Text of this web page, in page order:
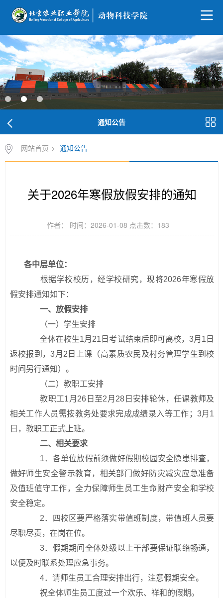
通知公告
网站首页 > 通知公告
关于2026年寒假放假安排的通知
作者： 时间：2026-01-08 点击数： 183
各中层单位：
根据学校校历，经学校研究，现将2026年寒假放
假安排通知如下：
一、放假安排
（一）学生安排
全体在校生1月21日考试结束后即可离校，3月1日
返校报到，3月2日上课（高素质农民及村务管理学生到校
时间另行通知）。
（二）教职工安排
教职工1月26日至2月28日安排轮休，任课教师及
相关工作人员需按教务处要求完成成绩录入等工作；3月1
日，教职工正式上班。
二、相关要求
1．各单位放假前须做好假期校园安全隐患排查，
做好师生安全警示教育，相关部门做好防灾减灾应急准备
及值班值守工作，全力保障师生员工生命财产安全和学校
安全稳定。
2．四校区要严格落实带值班制度，带值班人员要
尽职尽责，在岗在位。
3．假期期间全体处级以上干部要保证联络畅通，
以便及时联系处理应急事务。
4．请师生员工合理安排出行，注意假期安全。
祝全体师生员工度过一个欢乐、祥和的假期。